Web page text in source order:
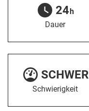
24h
Dauer
SCHWER
Schwierigkeit